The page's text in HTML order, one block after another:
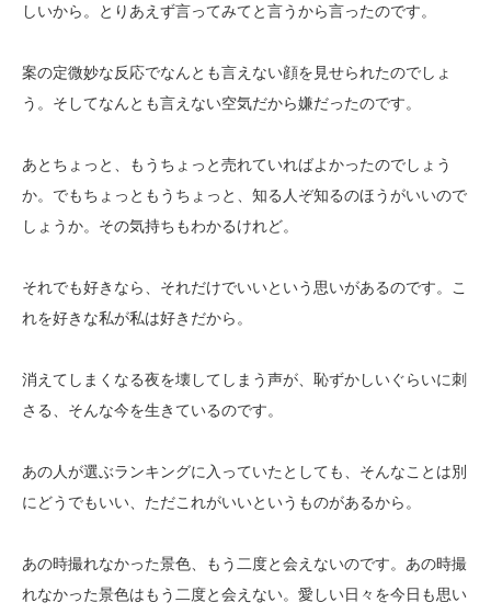
しいから。とりあえず言ってみてと言うから言ったのです。
案の定微妙な反応でなんとも言えない顔を見せられたのでしょ
う。そしてなんとも言えない空気だから嫌だったのです。
あとちょっと、もうちょっと売れていればよかったのでしょう
か。でもちょっともうちょっと、知る人ぞ知るのほうがいいので
しょうか。その気持ちもわかるけれど。
それでも好きなら、それだけでいいという思いがあるのです。こ
れを好きな私が私は好きだから。
消えてしまくなる夜を壊してしまう声が、恥ずかしいぐらいに刺
さる、そんな今を生きているのです。
あの人が選ぶランキングに入っていたとしても、そんなことは別
にどうでもいい、ただこれがいいというものがあるから。
あの時撮れなかった景色、もう二度と会えないのです。あの時撮
れなかった景色はもう二度と会えない。愛しい日々を今日も思い